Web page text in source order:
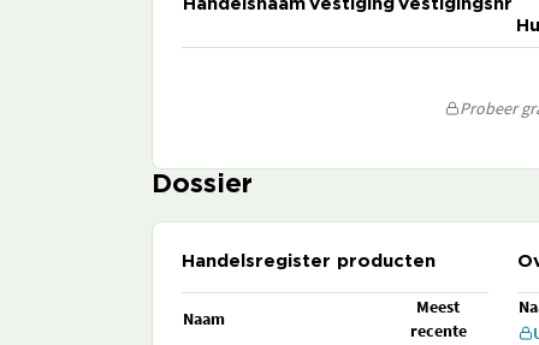
Handelsnaam Vestiging Vestigingsnr
Probeer
Dossier
Handelsregister producten
Naam
Meest
recente